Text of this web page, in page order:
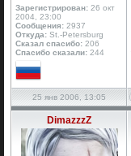
Зарегистрирован: 26 окт
2004, 23:00
Сообщения: 2937
Откуда: St.-Petersburg
Сказал спасибо: 206
Спасибо сказали: 244
25 янв 2006, 13:05
DimazzzZ